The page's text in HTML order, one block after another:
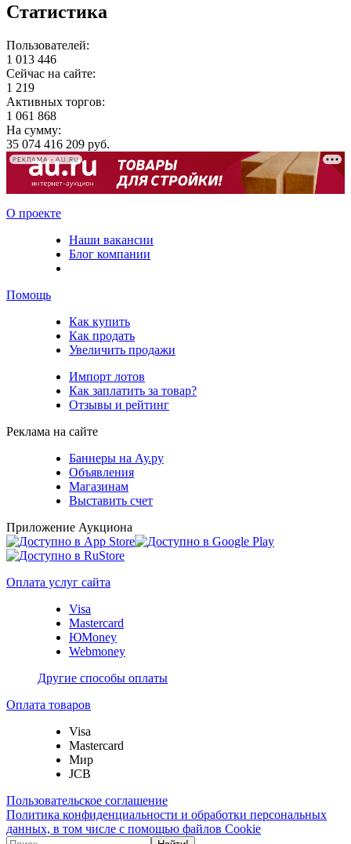
Статистика
Пользователей:
1 013 446
Сейчас на сайте:
1 219
Активных торгов:
1 061 868
На сумму:
35 074 416 209 руб.
РЕКЛАМА • AU.RU
О проекте
Наши вакансии
Блог компании
Помощь
Как купить
Как продать
Увеличить продажи
Импорт лотов
Как заплатить за товар?
Отзывы и рейтинг
Реклама на сайте
Баннеры на Ау.ру
Объявления
Магазинам
Выставить счет
Приложение Аукциона
Оплата услуг сайта
Visa
Mastercard
ЮMoney
Webmoney
Другие способы оплаты
Оплата товаров
Visa
Mastercard
Мир
JCB
Пользовательское соглашение
Политика конфиденциальности и обработки персональных
данных, в том числе с помощью файлов Cookie